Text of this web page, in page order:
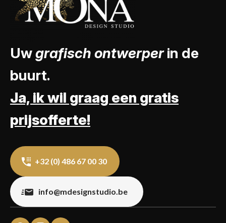
Uwgrafisch ontwerperin de
buurt.
Ja, ik wil graag een gratis
prijsofferte!
+32 (0) 486 67 00 30
info@mdesignstudio.be